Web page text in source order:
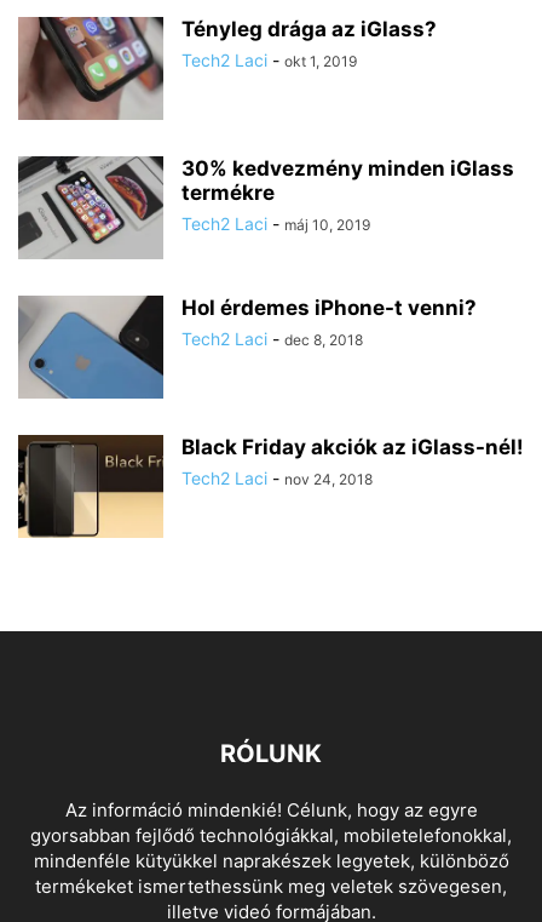
Tényleg drága az iGlass?
Tech2 Laci - okt 1, 2019
30% kedvezmény minden iGlass
termékre
Tech2 Laci - máj 10, 2019
Hol érdemes iPhone-t venni?
Tech2 Laci - dec 8, 2018
Black Friday akciók az iGlass-nél!
Tech2 Laci - nov 24, 2018
RÓLUNK
Az információ mindenkié! Célunk, hogy az egyre
gyorsabban fejlődő technológiákkal, mobiletelefonokkal,
mindenféle kütyükkel naprakészek legyetek, különböző
termékeket ismertethessünk meg veletek szövegesen,
illetve videó formájában.